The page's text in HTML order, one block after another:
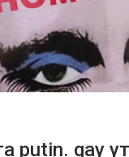
putin. gay